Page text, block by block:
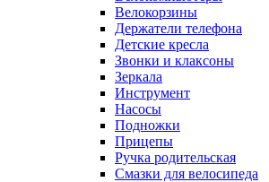
Велокорзины
Держатели телефона
Детские кресла
Звонки и клаксоны
Зеркала
Инструмент
Насосы
Подножки
Прицепы
Ручка родительская
Смазки для велосипеда